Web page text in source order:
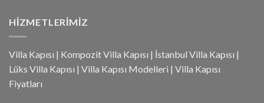
HIZMETLERIMIZ
Villa Kapısı | Kompozit Villa Kapısı | İstanbul Villa Kapısı |
Lüks Villa Kapısı | Villa Kapısı Modelleri | Villa Kapısı
Fiyatları